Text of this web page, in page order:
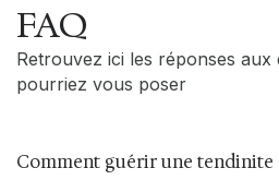
FAQ
Retrouvez ici les réponses aux
pourriez vous poser
Comment guérir une tendinite